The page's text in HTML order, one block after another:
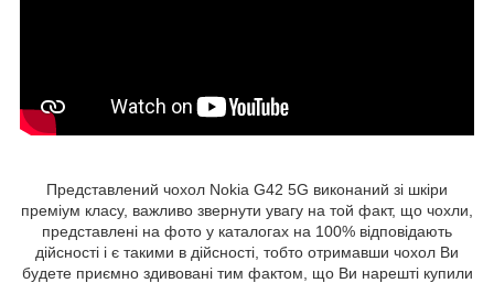
Представлений чохол Nokia G42 5G виконаний зі шкіри
преміум класу, важливо звернути увагу на той факт, що чохли,
представлені на фото у каталогах на 100% відповідають
дійсності і є такими в дійсності, тобто отримавши чохол Ви
будете приємно здивовані тим фактом, що Ви нарешті купили